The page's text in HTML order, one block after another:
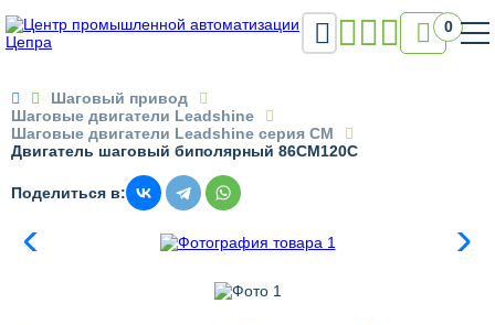
 0

Шаговый привод
Шаговые двигатели Leadshine
Шаговые двигатели Leadshine серия CM
Двигатель шаговый биполярный 86CM120C
Поделиться в: